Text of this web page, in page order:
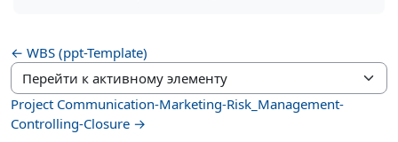
← WBS (ppt-Template)
Перейти к активному элементу
Project Communication-Marketing-Risk_Management-
Controlling-Closure →